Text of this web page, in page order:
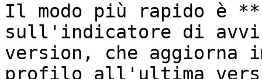
Il modo più rapido è
sull'indicatore di
version, che aggiorna
profilo all'ultima